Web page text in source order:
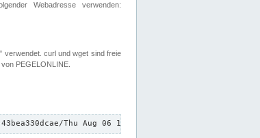
Webadresse verwenden:
verwendet. curl und wget sind freie
PEGELONLINE.
Thu Aug 06 14:15:59 CEST 2026/down.txt"